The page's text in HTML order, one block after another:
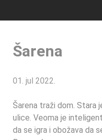
Šarena
01. jul 2022.
Šarena traži dom. Stara
ulice. Veoma je
da se igra i obožava da